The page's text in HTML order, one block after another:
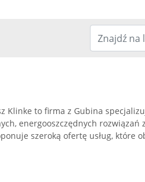
Klinke to firma z Gubina
energooszczędnych rozwiązań
szeroką ofertę usług, które